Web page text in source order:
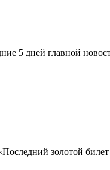
5 дней главной
золотой